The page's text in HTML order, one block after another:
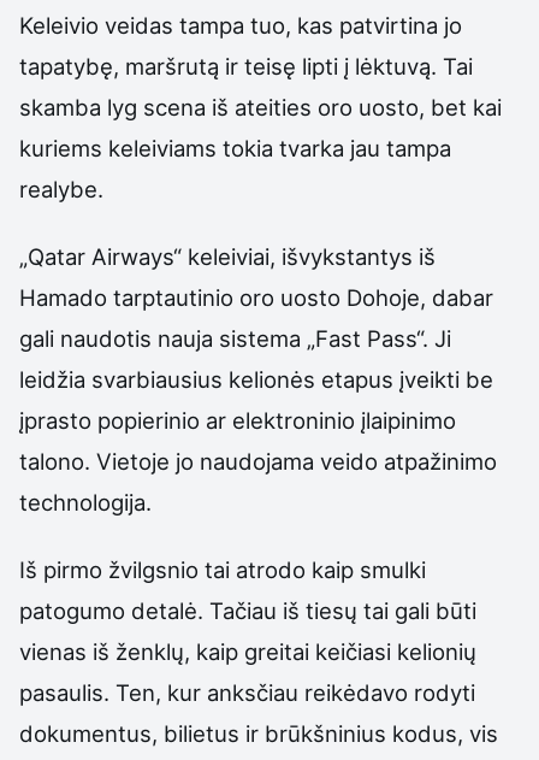
Keleivio veidas tampa tuo, kas patvirtina jo
tapatybę, maršrutą ir teisę lipti į lėktuvą. Tai
skamba lyg scena iš ateities oro uosto, bet kai
kuriems keleiviams tokia tvarka jau tampa
realybe.
„Qatar Airways“ keleiviai, išvykstantys iš
Hamado tarptautinio oro uosto Dohoje, dabar
gali naudotis nauja sistema „Fast Pass“. Ji
leidžia svarbiausius kelionės etapus įveikti be
įprasto popierinio ar elektroninio įlaipinimo
talono. Vietoje jo naudojama veido atpažinimo
technologija.
Iš pirmo žvilgsnio tai atrodo kaip smulki
patogumo detalė. Tačiau iš tiesų tai gali būti
vienas iš ženklų, kaip greitai keičiasi kelionių
pasaulis. Ten, kur anksčiau reikėdavo rodyti
dokumentus, bilietus ir brūkšninius kodus, vis